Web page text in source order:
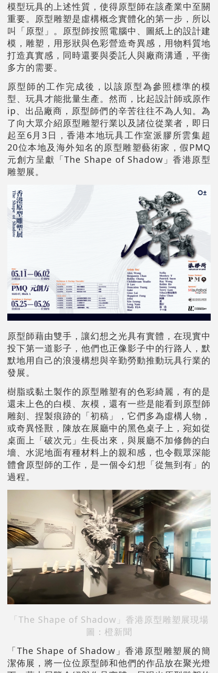
模型玩具的上述性質，使得原型師在該產業中至關
重要。原型雕塑是虛構概念實體化的第一步，所以
叫「原型」。原型師按照電腦中、圖紙上的設計建
模，雕塑，用形狀與色彩營造奇異感，用物料質地
打造真實感，同時還要與委託人與廠商溝通，平衡
多方的需要。
原型師的工作完成後，以該原型為參照標準的模
型、玩具才能批量生產。然而，比起設計師或原作
ip、出品廠商，原型師們的辛苦往往不為人知。為
了向大眾介紹原型雕塑行業以及諸位從業者，即日
起至6月3日，香港本地玩具工作室派膠所雲集超
20位本地及海外知名的原型雕塑藝術家，假PMQ
元創方呈獻「The Shape of Shadow」香港原型
雕塑展。
原型師藉由雙手，讓幻想之光具有實體，在現實中
投下第一道影子，他們也正像影子中的行路人，默
默地用自己的浪漫構想與辛勤勞動推動玩具行業的
發展。
樹脂或黏土製作的原型雕塑有的色彩綺麗，有的是
還未上色的白模、灰模，還有一些是能看到原型師
雕刻、捏製痕跡的「初稿」，它們多為虛構人物，
或奇異怪獸，陳放在展廳中的黑色桌子上，宛如從
桌面上「破次元」生長出來，與展廳不加修飾的白
墻、水泥地面有種材料上的親和感，也令觀眾深能
體會原型師的工作，是一個令幻想「從無到有」的
過程。
「The Shape of Shadow」香港原型雕塑展現場
圖：橙新聞
「The Shape of Shadow」香港原型雕塑展的簡
潔佈展，將一位位原型師和他們的作品放在聚光燈